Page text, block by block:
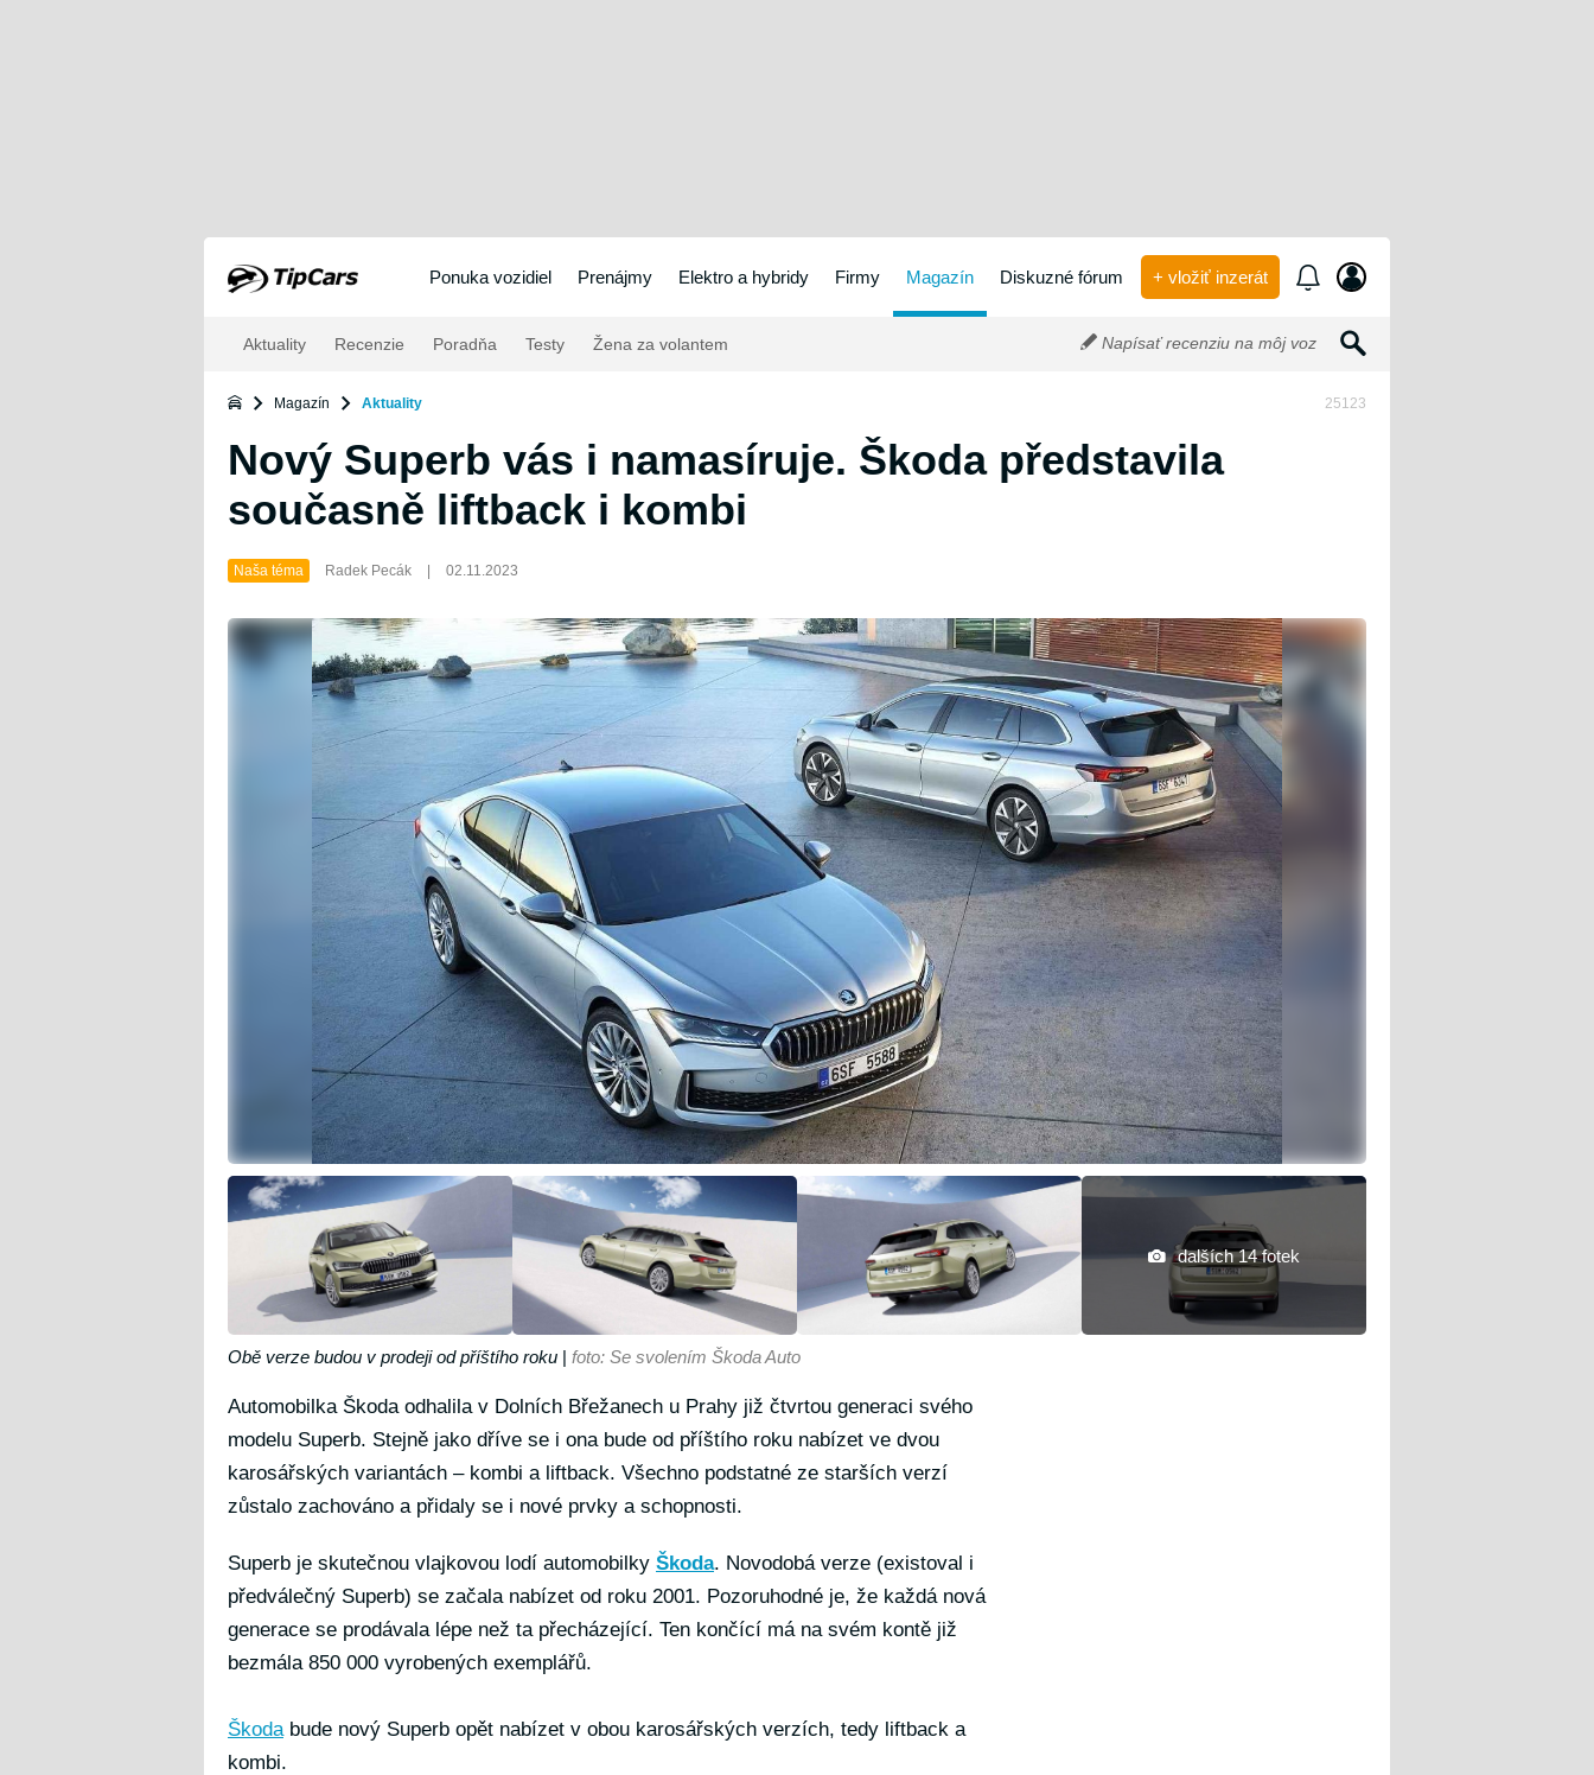
Ponuka vozidiel Prenájmy Elektro a hybridy Firmy Magazín Diskuzné fórum + vložiť inzerát
Aktuality Recenzie Poradňa Testy Žena za volantem Napísať recenziu na môj voz
Magazín Aktuality 25123
Nový Superb vás i namasíruje. Škoda představila
současně liftback i kombi
Naša téma Radek Pecák 02.11.2023
dalších 14 fotek
Obě verze budou v prodeji od příštího roku | foto: Se svolením Škoda Auto
Automobilka Škoda odhalila v Dolních Břežanech u Prahy již čtvrtou generaci svého
modelu Superb. Stejně jako dříve se i ona bude od příštího roku nabízet ve dvou
karosářských variantách – kombi a liftback. Všechno podstatné ze starších verzí
zůstalo zachováno a přidaly se i nové prvky a schopnosti.
Superb je skutečnou vlajkovou lodí automobilky Škoda. Novodobá verze (existoval i
předválečný Superb) se začala nabízet od roku 2001. Pozoruhodné je, že každá nová
generace se prodávala lépe než ta přecházející. Ten končící má na svém kontě již
bezmála 850 000 vyrobených exemplářů.
Škodabude nový Superb opět nabízet v obou karosářských verzích, tedy liftback a
kombi.